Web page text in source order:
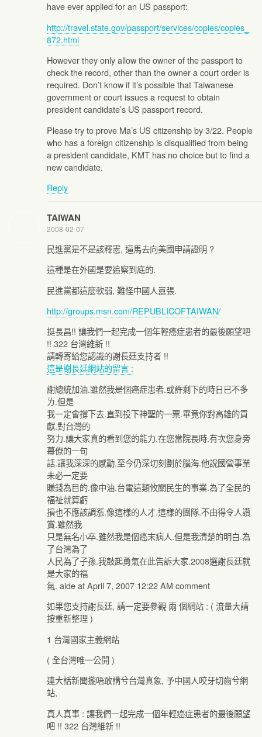
have ever applied for an US passport:
http://travel.state.gov/passport/services/copies/copies_
872.html
However they only allow the owner of the passport to
check the record, other than the owner a court order is
required. Don’t know if it’s possible that Taiwanese
government or court issues a request to obtain
president candidate’s US passport record.
Please try to prove Ma’s US citizenship by 3/22. People
who has a foreign citizenship is disqualified from being
a president candidate, KMT has no choice but to find a
new candidate.
Reply
TAIWAN
2008-02-07
民進黨是不是該釋憲, 逼馬去向美國申請證明 ?
這種是在外國是要追察到底的.
民進黨都這麼軟弱, 難怪中國人囂張.
http://groups.msn.com/REPUBLICOFTAIWAN/
挺長昌!! 讓我們一起完成一個年輕癌症患者的最後願望吧
!! 322 台灣維新 !!
請轉寄給您認識的謝長廷支持者 !!
這是謝長廷網站的留言 :
謝總統加油.雖然我是個癌症患者.或許剩下的時日已不多
ㄌ.但是
我一定會撐下去.直到投下神聖的一票.畢竟你對高雄的貢
獻.對台灣的
努力.讓大家真的看到您的能力.在您當院長時.有次您身旁
幕僚的一句
話.讓我深深的感動.至今仍深切刻劃於腦海.他說國營事業
未必一定要
賺錢為目的.像中油.台電這類攸關民生的事業.為了全民的
福祉就算虧
損也不應該調漲.像這樣的人才.這樣的團隊.不由得令人讚
賞.雖然我
只是無名小卒.雖然我是個癌末病人.但是我清楚的明白.為
了台灣為了
人民為了子孫.我鼓起勇氣在此告訴大家.2008選謝長廷就
是大家的福
氣. aide at April 7, 2007 12:22 AM comment
如果您支持謝長廷, 請一定要參觀 兩 個網站 : ( 流量大請
按重新整理 )
1 台灣國家主義網站
( 全台灣唯一公開 )
連大話新聞攏唔敢講兮台灣真象, 予中國人咬牙切齒兮網
站,
真人真事 : 讓我們一起完成一個年輕癌症患者的最後願望
吧 !! 322 台灣維新 !!